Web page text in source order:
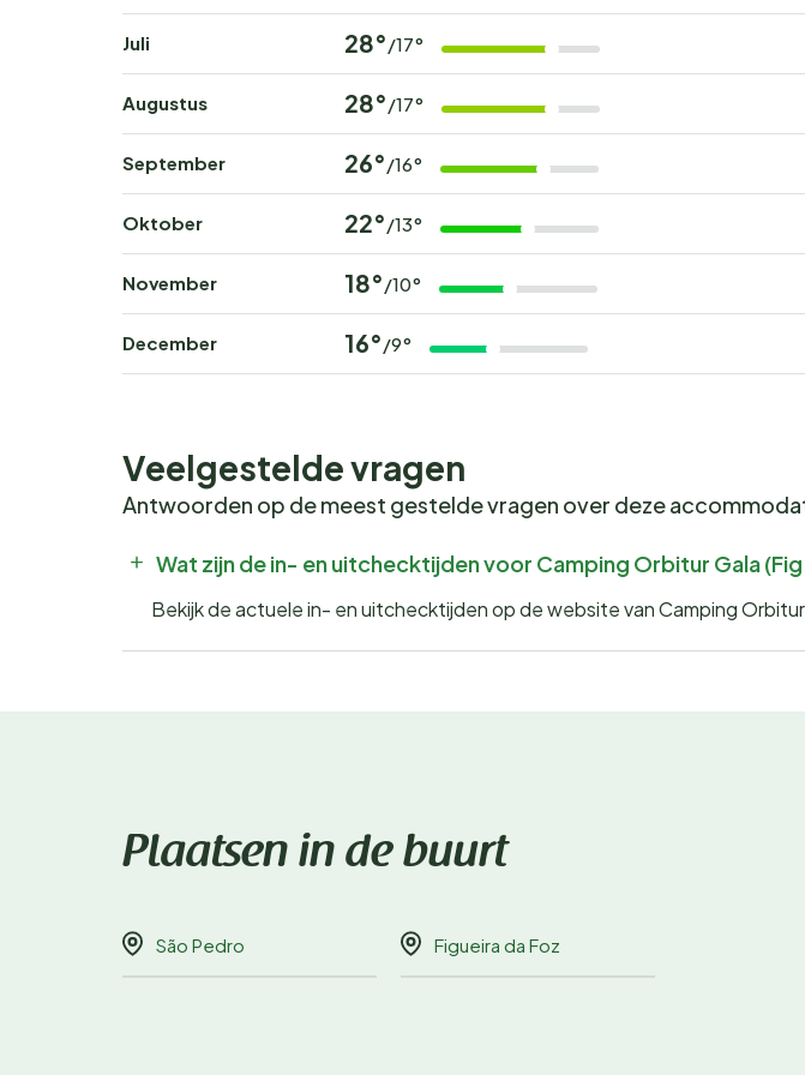
periodes zijn snel volgeboekt.
Juli 28° /17°
Augustus 28° /17°
September 26° /16°
Oktober 22° /13°
November 18° /10°
December 16° /9°
Veelgestelde vragen
Antwoorden op de meest gestelde vragen over deze
Wat zijn de in- en uitchecktijden voor Camping Orbitur Gala
Bekijk de actuele in- en uitchecktijden op de website van Camping Orbitur
Plaatsen in de buurt
São Pedro Figueira da Foz